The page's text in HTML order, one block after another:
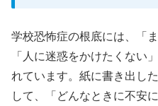
学校恐怖症の根底には、「
「人に迷惑をかけたくない
れています。紙に書き出し
して、「どんなときに不安